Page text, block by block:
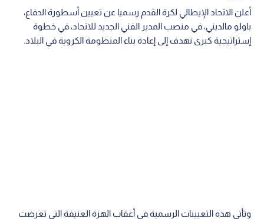
أعلن الاتحاد الإيطالي لكرة القدم رسميا عن تعيين أسطورة الدفاع،
باولو مالديني، في منصب المدير الفني الجديد للاتحاد، في خطوة
إستراتيجية كبرى تهدف إلى إعادة بناء المنظومة الكروية في البلاد.
وتأتي هذه التعيينات الرسمية في أعقاب الهزة العنيفة التي تعرضت